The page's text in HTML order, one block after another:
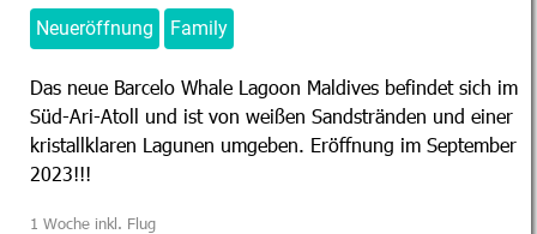
Neueröffnung
Family
Das neue Barcelo Whale Lagoon Maldives befindet sich im
Süd-Ari-Atoll und ist von weißen Sandstränden und einer
kristallklaren Lagunen umgeben. Eröffnung im September
2023!!!
1 Woche inkl. Flug